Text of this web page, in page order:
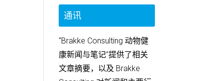
通讯
“Brakke Consulting 动物健
康新闻与笔记”提供了相关
文章摘要，以及 Brakke